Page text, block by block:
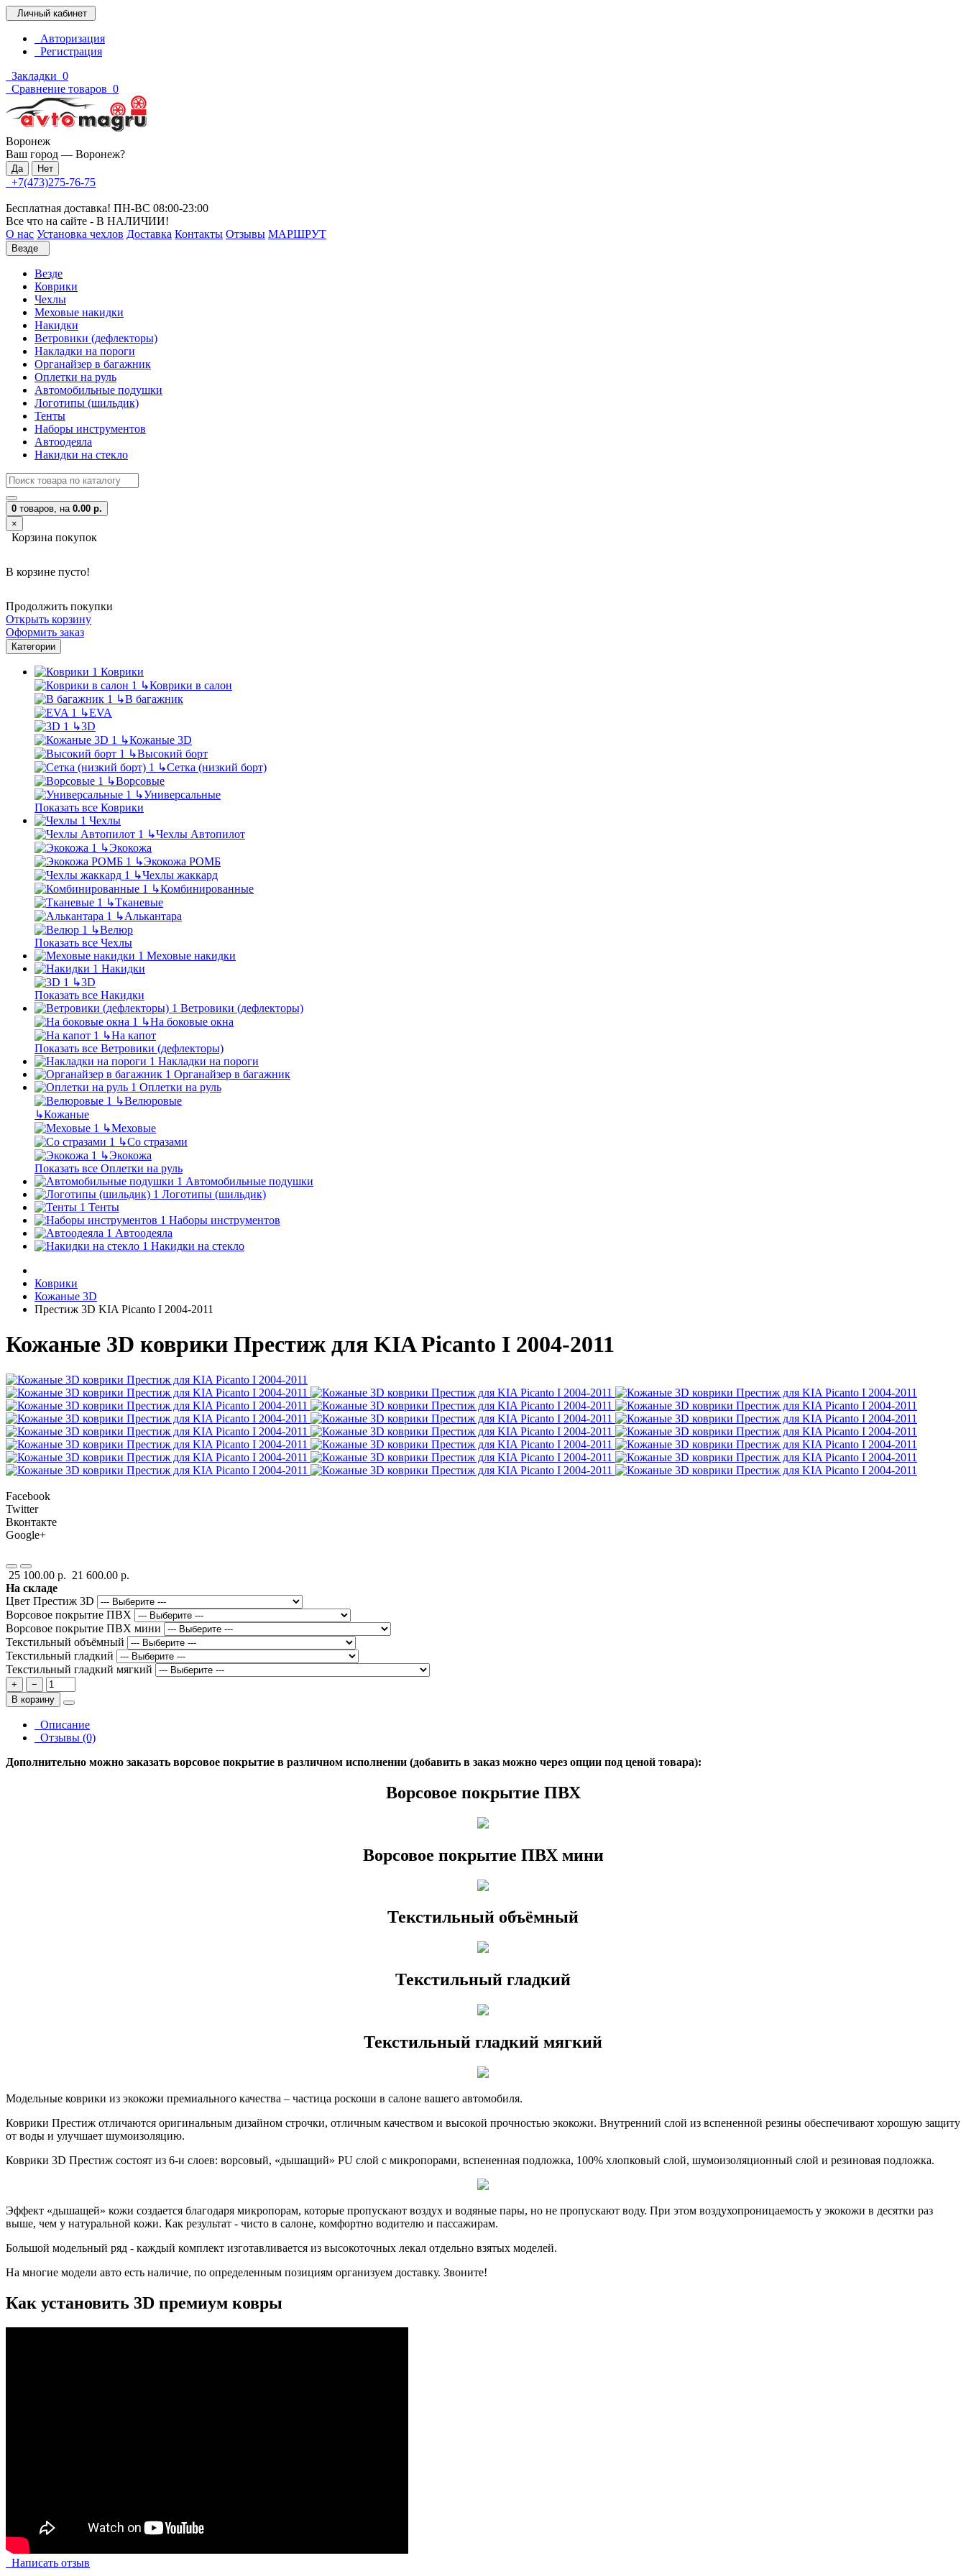
Личный кабинет
Авторизация
Регистрация
Закладки 0
Сравнение товаров 0
Воронеж
Ваш город — Воронеж?
+7(473)275-76-75
Бесплатная доставка! ПН-ВС 08:00-23:00
Все что на сайте - В НАЛИЧИИ!
О нас Установка чехлов Доставка Контакты Отзывы МАРШРУТ
Везде
Везде
Коврики
Чехлы
Меховые накидки
Накидки
Ветровики (дефлекторы)
Накладки на пороги
Органайзер в багажник
Оплетки на руль
Автомобильные подушки
Логотипы (шильдик)
Тенты
Наборы инструментов
Автоодеяла
Накидки на стекло
0 товаров, на 0.00 р.
×
Корзина покупок
В корзине пусто!
Продолжить покупки
Открыть корзину
Оформить заказ
Категории
Коврики
↳Коврики в салон
↳В багажник
↳EVA
↳3D
↳Кожаные 3D
↳Высокий борт
↳Сетка (низкий борт)
↳Ворсовые
↳Универсальные
Показать все Коврики
Чехлы
↳Чехлы Автопилот
↳Экокожа
↳Экокожа РОМБ
↳Чехлы жаккард
↳Комбинированные
↳Тканевые
↳Алькантара
↳Велюр
Показать все Чехлы
Меховые накидки
Накидки
↳3D
Показать все Накидки
Ветровики (дефлекторы)
↳На боковые окна
↳На капот
Показать все Ветровики (дефлекторы)
Накладки на пороги
Органайзер в багажник
Оплетки на руль
↳Велюровые
↳Кожаные
↳Меховые
↳Со стразами
↳Экокожа
Показать все Оплетки на руль
Автомобильные подушки
Логотипы (шильдик)
Тенты
Наборы инструментов
Автоодеяла
Накидки на стекло
Коврики
Кожаные 3D
Престиж 3D KIA Picanto I 2004-2011
Кожаные 3D коврики Престиж для KIA Picanto I 2004-2011
Facebook
Twitter
Вконтакте
Google+
25 100.00 р. 21 600.00 р.
На складе
Цвет Престиж 3D
Ворсовое покрытие ПВХ
Ворсовое покрытие ПВХ мини
Текстильный объёмный
Текстильный гладкий
Текстильный гладкий мягкий
+
−
В корзину
Описание
Отзывы (0)
Дополнительно можно заказать ворсовое покрытие в различном исполнении (добавить в заказ можно через опции под ценой товара):
Ворсовое покрытие ПВХ
Ворсовое покрытие ПВХ мини
Текстильный объёмный
Текстильный гладкий
Текстильный гладкий мягкий
Модельные коврики из экокожи премиального качества – частица роскоши в салоне вашего автомобиля.
Коврики Престиж отличаются оригинальным дизайном строчки, отличным качеством и высокой прочностью экокожи. Внутренний слой из вспененной резины обеспечивают хорошую защиту
от воды и улучшает шумоизоляцию.
Коврики 3D Престиж состоят из 6-и слоев: ворсовый, «дышащий» PU слой с микропорами, вспененная подложка, 100% хлопковый слой, шумоизоляционный слой и резиновая подложка.
Эффект «дышащей» кожи создается благодаря микропорам, которые пропускают воздух и водяные пары, но не пропускают воду. При этом воздухопроницаемость у экокожи в десятки раз
выше, чем у натуральной кожи. Как результат - чисто в салоне, комфортно водителю и пассажирам.
Большой модельный ряд - каждый комплект изготавливается из высокоточных лекал отдельно взятых моделей.
На многие модели авто есть наличие, по определенным позициям организуем доставку. Звоните!
Как установить 3D премиум ковры
Написать отзыв